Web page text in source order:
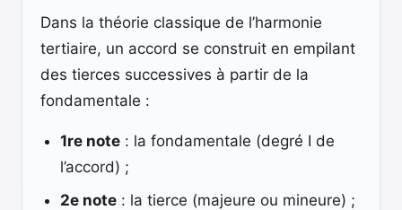
Dans la théorie classique de l’harmonie
tertiaire, un accord se construit en empilant
des tierces successives à partir de la
fondamentale :
1re note : la fondamentale (degré I de
l’accord) ;
2e note : la tierce (majeure ou mineure) ;